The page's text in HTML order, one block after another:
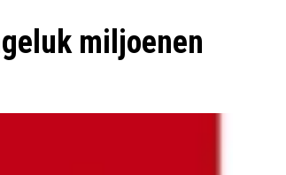
miljoenen